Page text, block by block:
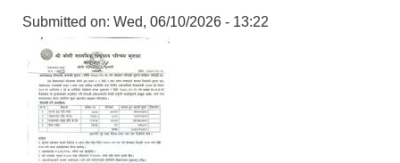
Submitted on: Wed, 06/10/2026 - 13:22